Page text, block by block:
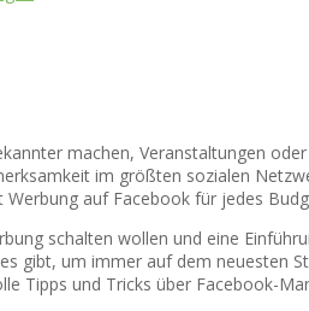
machen, Veranstaltungen
im größten sozialen
auf Facebook für jedes
schalten wollen und eine
gibt, um immer auf dem neuesten
Tipps und Tricks über Facebook-